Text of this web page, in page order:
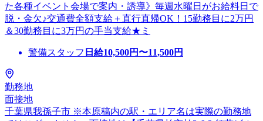
た各種イベント会場で案内・誘導》毎週水曜日がお給料日で
脱・金欠♪交通費全額支給＋直行直帰OK！15勤務目に2万円
＆30勤務目に3万円の手当支給★ミ
警備スタッフ 日給10,500円〜11,500円
勤務地
面接地
千葉県我孫子市 ※本原稿内の駅・エリア名は実際の勤務地